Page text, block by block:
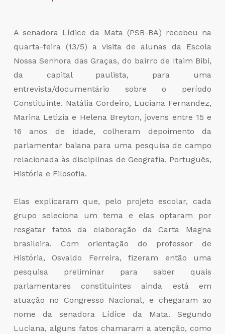
A senadora Lídice da Mata (PSB-BA) recebeu na
quarta-feira (13/5) a visita de alunas da Escola
Nossa Senhora das Graças, do bairro de Itaim Bibi,
da capital paulista, para uma
entrevista/documentário sobre o período
Constituinte. Natália Cordeiro, Luciana Fernandez,
Marina Letizia e Helena Breyton, jovens entre 15 e
16 anos de idade, colheram depoimento da
parlamentar baiana para uma pesquisa de campo
relacionada às disciplinas de Geografia, Português,
História e Filosofia.
Elas explicaram que, pelo projeto escolar, cada
grupo seleciona um tema e elas optaram por
resgatar fatos da elaboração da Carta Magna
brasileira. Com orientação do professor de
História, Osvaldo Ferreira, fizeram então uma
pesquisa preliminar para saber quais
parlamentares constituintes ainda está em
atuação no Congresso Nacional, e chegaram ao
nome da senadora Lídice da Mata. Segundo
Luciana, alguns fatos chamaram a atenção, como